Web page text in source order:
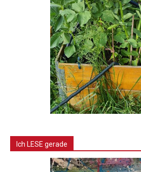
Ich LESE gerade